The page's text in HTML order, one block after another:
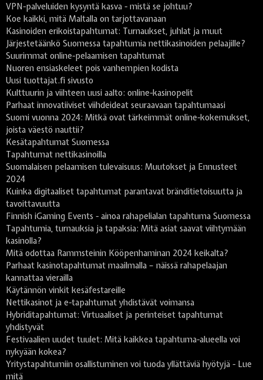
VPN-palveluiden kysyntä kasva - mistä se johtuu?
Koe kaikki, mitä Maltalla on tarjottavanaan
Kasinoiden erikoistapahtumat: Turnaukset, juhlat ja muut
Järjestetäänkö Suomessa tapahtumia nettikasinoiden pelaajille?
Suurimmat online-pelaamisen tapahtumat
Nuoren ensiaskeleet pois vanhempien kodista
Uusi tuottajat.fi sivusto
Kulttuurin ja viihteen uusi aalto: online-kasinopelit
Parhaat innovatiiviset viihdeideat seuraavaan tapahtumaasi
Suomi vuonna 2024: Mitkä ovat tärkeimmät online-kokemukset,
joista väestö nauttii?
Kesätapahtumat Suomessa
Tapahtumat nettikasinoilla
Suomalaisen pelaamisen tulevaisuus: Muutokset ja Ennusteet
2024
Kuinka digitaaliset tapahtumat parantavat bränditietoisuutta ja
tavoittavuutta
Finnish iGaming Events - ainoa rahapelialan tapahtuma Suomessa
Tapahtumia, turnauksia ja tapaksia: Mitä asiat saavat viihtymään
kasinolla?
Mitä odottaa Rammsteinin Kööpenhaminan 2024 keikalta?
Parhaat kasinotapahtumat maailmalla – näissä rahapelaajan
kannattaa vierailla
Käytännön vinkit kesäfestareille
Nettikasinot ja e-tapahtumat yhdistävät voimansa
Hybriditapahtumat: Virtuaaliset ja perinteiset tapahtumat
yhdistyvät
Festivaalien uudet tuulet: Mitä kaikkea tapahtuma-alueella voi
nykyään kokea?
Yritystapahtumiin osallistuminen voi tuoda yllättäviä hyötyjä - Lue
mitä